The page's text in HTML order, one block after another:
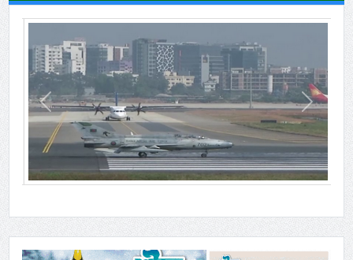
Previous Next